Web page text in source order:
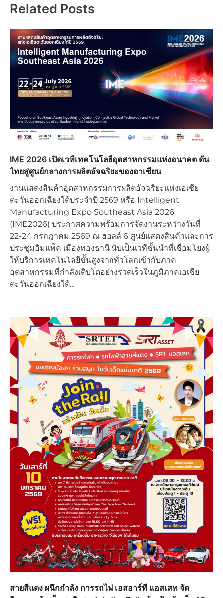
Related Posts
IME 2026 เปิดเวทีเทคโนโลยีอุตสาหกรรมแห่งอนาคต ดัน
ไทยสู่ศูนย์กลางการผลิตอัจฉริยะของอาเซียน
งานแสดงสินค้าอุตสาหกรรมการผลิตอัจฉริยะแห่งเอเชีย
ตะวันออกเฉียงใต้ประจำปี 2569 หรือ Intelligent
Manufacturing Expo Southeast Asia 2026
(IME2026) ประกาศความพร้อมการจัดงานระหว่างวันที่
22-24 กรกฎาคม 2569 ณ ฮอลล์ 6 ศูนย์แสดงสินค้าและการ
ประชุมอิมแพ็ค เมืองทองธานี นับเป็นเวทีชั้นนำที่เชื่อมโยงผู้
ให้บริการเทคโนโลยีขั้นสูงจากทั่วโลกเข้ากับภาค
อุตสาหกรรมที่กำลังเติบโตอย่างรวดเร็วในภูมิภาคเอเชีย
ตะวันออกเฉียงใต้…
สายสีแดง ผนึกกำลัง การรถไฟ เอสอาร์ที แอสเสท จัด